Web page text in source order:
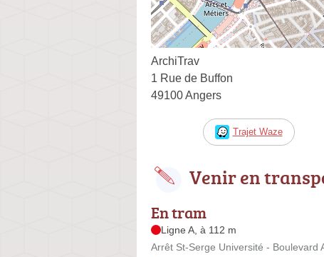
ArchiTrav
1 Rue de Buffon
49100 Angers
Trajet Waze
Venir en
En tram
Ligne A, à 112 m
Arrêt St-Serge Université - Boulevard